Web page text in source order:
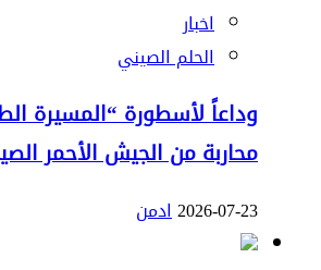
اخبار
الحلم الصيني
وداعاً لأسطورة “المسيرة
محاربة من الجيش الأحمر الصيني
2026-07-23ادمن